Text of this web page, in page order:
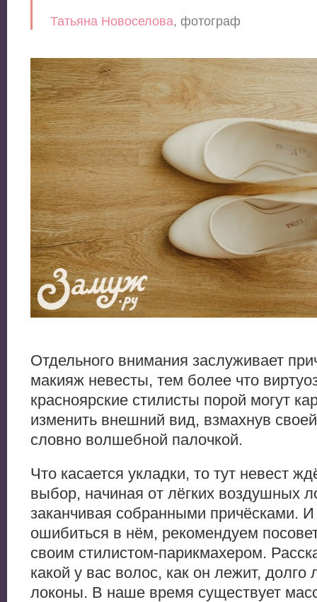
Татьяна Новоселова, фотограф
Отдельного внимания заслуживает
макияж невесты, тем более что
красноярские стилисты порой могут
изменить внешний вид, взмахнув
словно волшебной палочкой.
Что касается укладки, то тут невест
выбор, начиная от лёгких воздушных
заканчивая собранными причёсками.
ошибиться в нём, рекомендуем
своим стилистом-парикмахером.
какой у вас волос, как он лежит, долго
локоны. В наше время существует